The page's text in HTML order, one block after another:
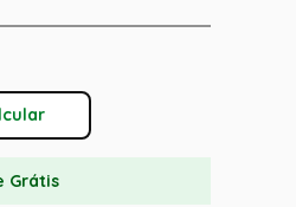
O Frete
Grátis